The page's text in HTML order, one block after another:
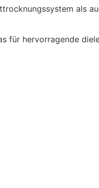
als
für hervorragende